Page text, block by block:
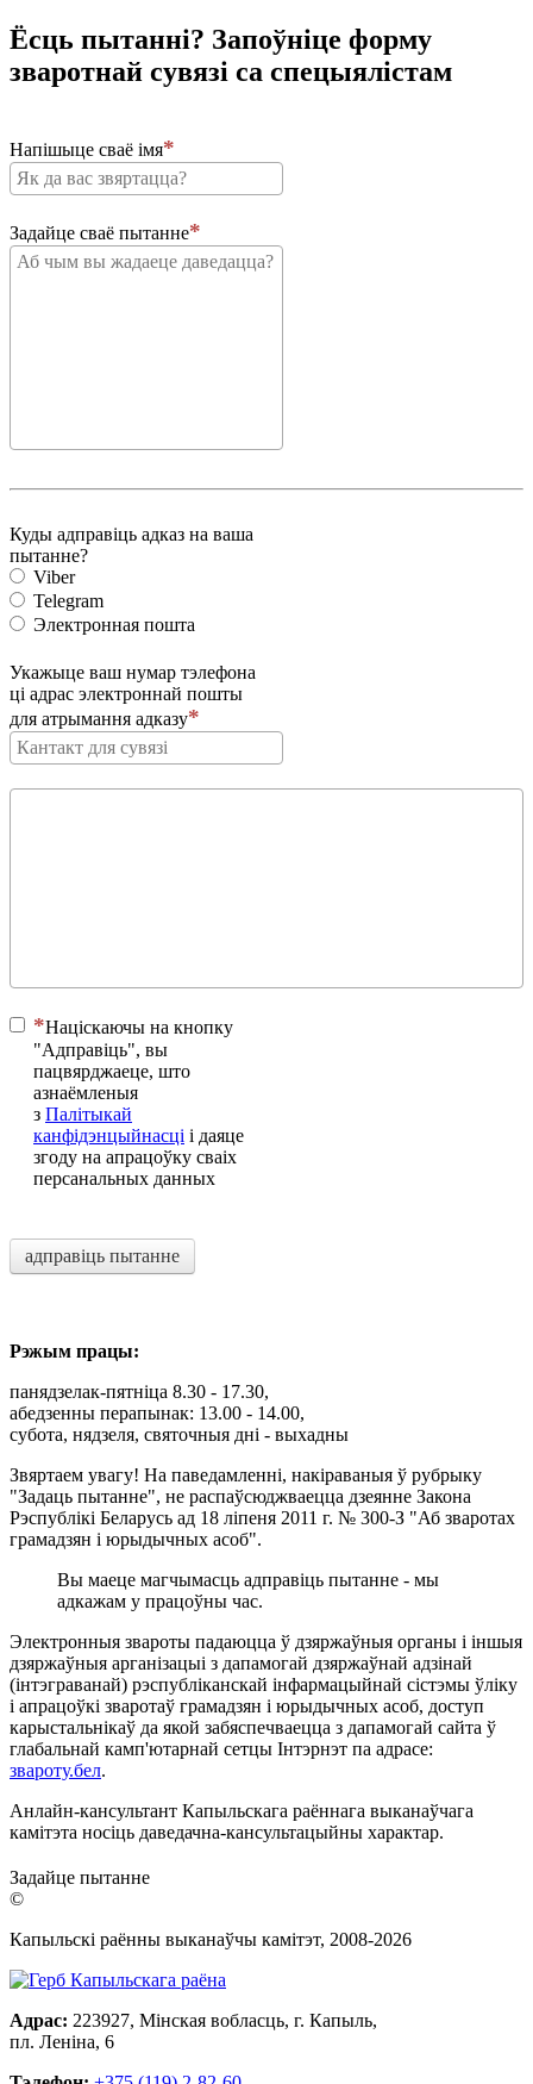
Ёсць пытанні? Запоўніце форму
зваротнай сувязі са спецыялістам
Напішыце сваё імя
Задайце сваё пытанне
Куды адправіць адказ на ваша
пытанне?
Viber
Telegram
Электронная пошта
Укажыце ваш нумар тэлефона
ці адрас электроннай пошты
для атрымання адказу
Націскаючы на ​​кнопку
"Адправіць", вы
пацвярджаеце, што
азнаёмленыя
з Палітыкай
канфідэнцыйнасці і даяце
згоду на апрацоўку сваіх
персанальных данных
адправіць пытанне
Рэжым працы:
панядзелак-пятніца 8.30 - 17.30,
абедзенны перапынак: 13.00 - 14.00,
субота, нядзеля, святочныя дні - выхадны
Звяртаем увагу! На паведамленні, накіраваныя ў рубрыку
"Задаць пытанне", не распаўсюджваецца дзеянне Закона
Рэспублікі Беларусь ад 18 ліпеня 2011 г. № 300-З "Аб зваротах
грамадзян і юрыдычных асоб".
Вы маеце магчымасць адправіць пытанне - мы
адкажам у працоўны час.
Электронныя звароты падаюцца ў дзяржаўныя органы і іншыя
дзяржаўныя арганізацыі з дапамогай дзяржаўнай адзінай
(інтэграванай) рэспубліканскай інфармацыйнай сістэмы ўліку
і апрацоўкі зваротаў грамадзян і юрыдычных асоб, доступ
карыстальнікаў да якой забяспечваецца з дапамогай сайта ў
глабальнай камп'ютарнай сетцы Інтэрнэт па адрасе:
звароту.бел.
Анлайн-кансультант Капыльскага раённага выканаўчага
камітэта носіць даведачна-кансультацыйны характар.
Задайце пытанне
©
Капыльскі раённы выканаўчы камітэт, 2008-2026
Адрас: 223927, Мінская вобласць, г. Капыль,
пл. Леніна, 6